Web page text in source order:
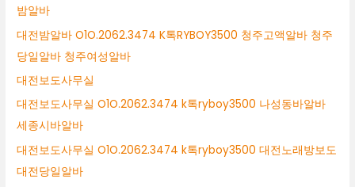
밤알바
대전밤알바 O1O.2062.3474 K톡RYBOY3500 청주고액알바 청주
당일알바 청주여성알바
대전보도사무실
대전보도사무실 O1O.2062.3474 k톡ryboy3500 나성동바알바
세종시바알바
대전보도사무실 O1O.2062.3474 k톡ryboy3500 대전노래방보도
대전당일알바